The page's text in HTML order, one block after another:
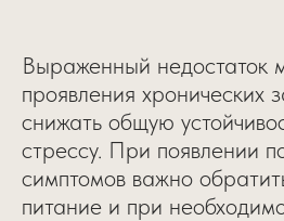
Выраженный недостаток
проявления хронических
снижать общую
стрессу. При появлении
симптомов важно
питание и при